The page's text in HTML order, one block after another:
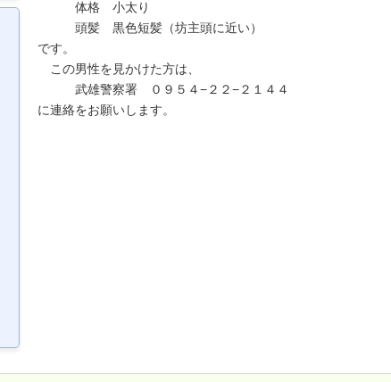
体格 小太り
頭髪 黒色短髪（坊主頭に近い）
です。
この男性を見かけた方は、
武雄警察署 ０９５４−２２−２１４４
に連絡をお願いします。